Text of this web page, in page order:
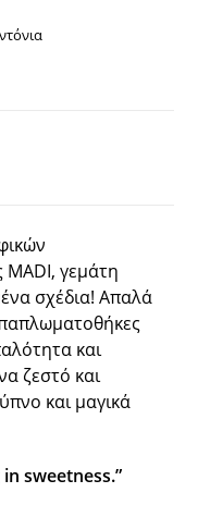
MADI, γεμάτη
σχέδια! Απαλά
και
ζεστό και
και μαγικά
sweetness.”